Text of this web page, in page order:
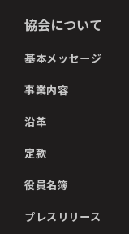
協会について
基本メッセージ
事業内容
沿革
定款
役員名簿
プレスリリース